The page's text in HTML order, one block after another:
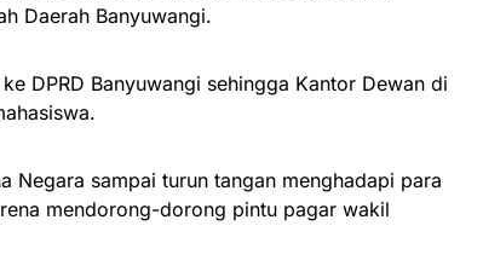
Daerah Banyuwangi.
DPRD Banyuwangi sehingga Kantor Dewan di
Negara sampai turun tangan menghadapi para
mendorong-dorong pintu pagar wakil